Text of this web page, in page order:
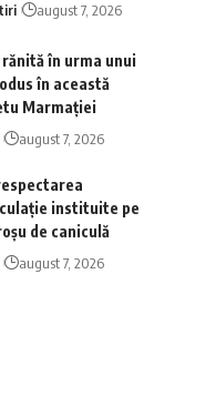
august 7, 2026
în urma unui
în această
Marmației
august 7, 2026
instituite pe
de caniculă
august 7, 2026